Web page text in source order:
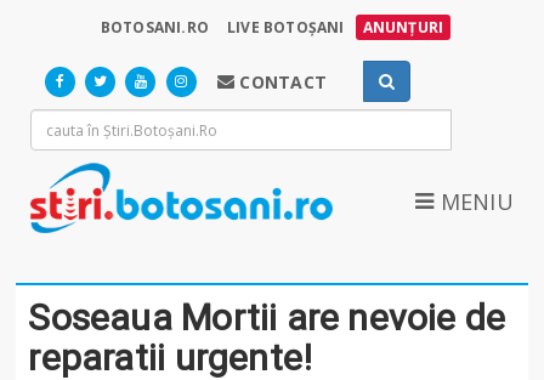
BOTOSANI.RO LIVE BOTOȘANI ANUNȚURI
CONTACT
MENIU
Soseaua Mortii are nevoie de
reparatii urgente!